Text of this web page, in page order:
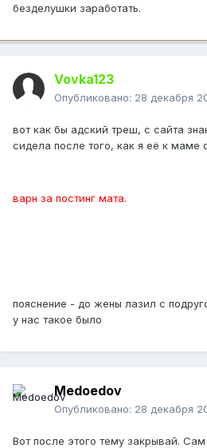
безделушки заработать.
Vovka123
Опубликовано: 28 декабря
вот как бы адский треш, с сайта
сидела после того, как я её к маме
варн за постинг мата.
пояснение - до жены лазил с
у нас такое было
Medoedov
Опубликовано: 28 декабря
Вот после этого тему закрывай.